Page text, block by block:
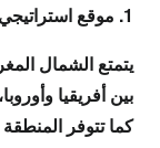
1. موقع استراتيجي وبنية تحتية متطورة
يتمتع الشمال
بين أفريقيا
كما تتوفر